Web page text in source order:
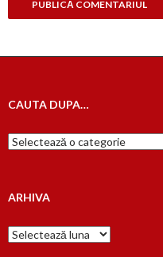
CAUTA DUPA…
Cauta
dupa…
ARHIVA
Arhiva